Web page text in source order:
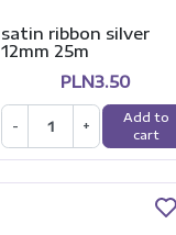
satin ribbon silver
12mm 25m
PLN3.50
- +
Add to
cart